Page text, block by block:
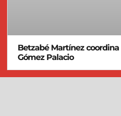
Betzabé Martínez
Gómez Palacio